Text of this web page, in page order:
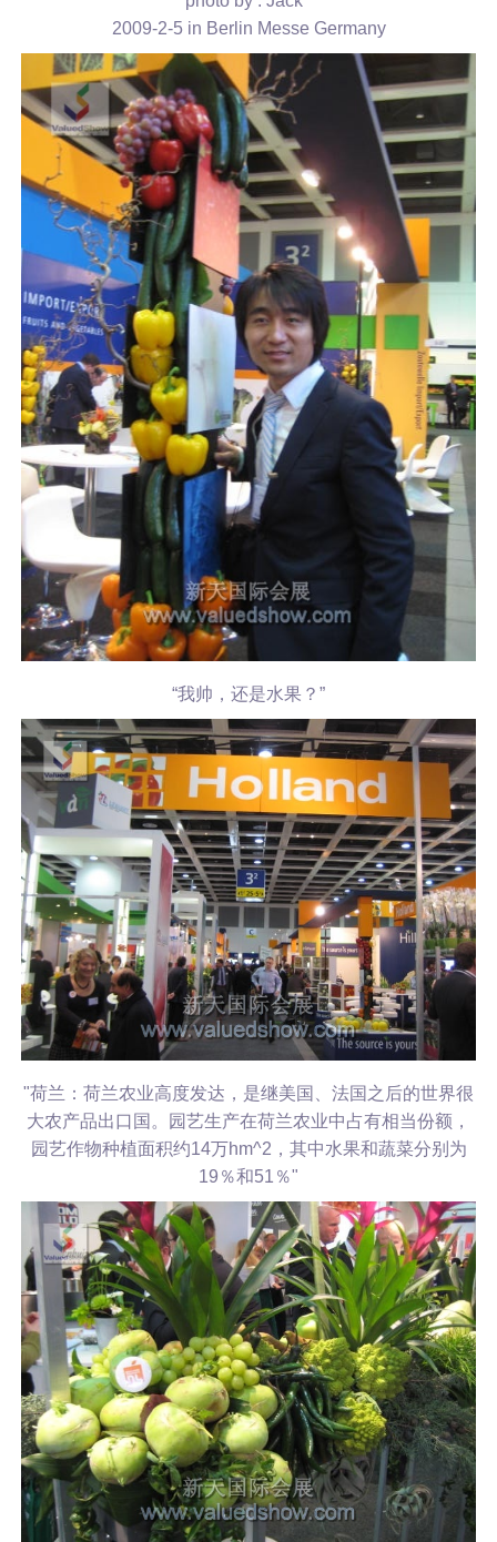
2009-2-5 in Berlin Messe Germany
“我帅，还是水果？”
"荷兰：荷兰农业高度发达，是继美国、法国之后的世界很
大农产品出口国。园艺生产在荷兰农业中占有相当份额，
园艺作物种植面积约14万hm^2，其中水果和蔬菜分别为
19％和51％"